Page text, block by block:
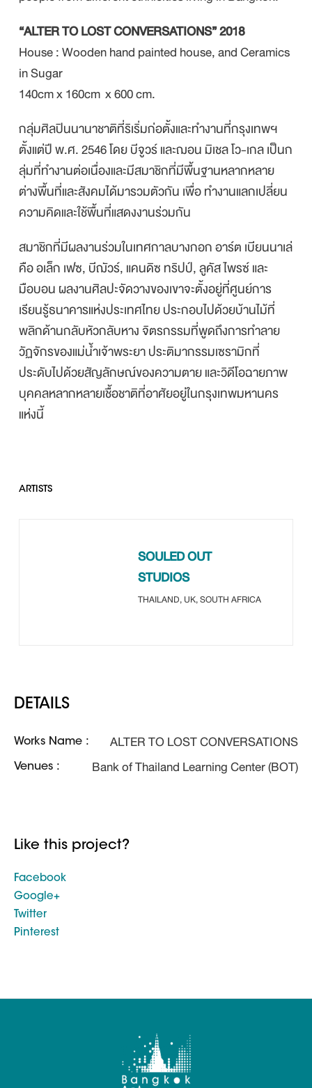
DETAILS
Works Name : ALTER TO LOST CONVERSATIONS
Venues : Bank of Thailand Learning Center (BOT)
“ALTER TO LOST CONVERSATIONS” 2018
House : Wooden hand painted house, and Ceramics
in Sugar
140cm x 160cm x 600 cm.
กลุ่มศิลปินนานาชาติที่ริเริ่มก่อตั้งและทํางานที่กรุงเทพฯ
ตั้งแต่ปี พ.ศ. 2546 โดย บีจูวร์ และฌอน มิเชล โว-เกล เป็นก
ลุ่มที่ทํางานต่อเนื่องและมีสมาชิกที่มีพื้นฐานหลากหลาย
ต่างพื้นที่และสังคมได้มารวมตัวกัน เพื่อ ทํางานแลกเปลี่ยน
ความคิดและใช้พื้นที่แสดงงานร่วมกัน
สมาชิกที่มีผลงานร่วมในเทศกาลบางกอก อาร์ต เบียนนาเล่
คือ อเล็ก เฟซ, บีฌัวร์, แคนดิซ ทริปป์, ลูคัส ไพรซ์ และ
มือบอน ผลงานศิลปะจัดวางของเขาจะตั้งอยู่ที่ศูนย์การ
เรียนรู้ธนาคารแห่งประเทศไทย ประกอบไปด้วยบ้านไม้ที่
พลิกด้านกลับหัวกลับหาง จิตรกรรมที่พูดถึงการทำลาย
วัฏจักรของแม่น้ำเจ้าพระยา ประติมากรรมเซรามิกที่
ประดับไปด้วยสัญลักษณ์ของความตาย และวิดีโอฉายภาพ
บุคคลหลากหลายเชื้อชาติที่อาศัยอยู่ในกรุงเทพมหานคร
แห่งนี้
ARTISTS
SOULED OUT
STUDIOS
THAILAND, UK, SOUTH AFRICA
Like this project?
Facebook
Google+
Twitter
Pinterest